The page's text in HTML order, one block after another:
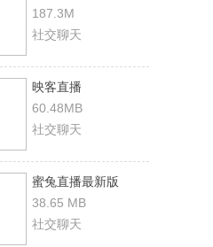
187.3M
社交聊天
映客直播
60.48MB
社交聊天
蜜兔直播最新版
38.65 MB
社交聊天